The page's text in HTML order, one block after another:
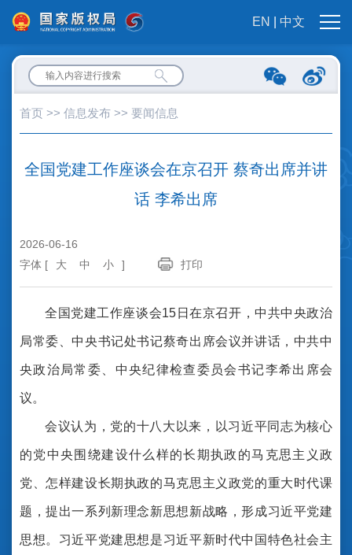
EN 中文
首页 >> 信息发布 >> 要闻信息
全国党建工作座谈会在京召开 蔡奇出席并讲
话 李希出席
2026-06-16
字体 [
大 中 小 ] 打印
全国党建工作座谈会15日在京召开，中共中央政治
局常委、中央书记处书记蔡奇出席会议并讲话，中共中
央政治局常委、中央纪律检查委员会书记李希出席会
议。
会议认为，党的十八大以来，以习近平同志为核心
的党中央围绕建设什么样的长期执政的马克思主义政
党、怎样建设长期执政的马克思主义政党的重大时代课
题，提出一系列新理念新思想新战略，形成习近平党建
思想。习近平党建思想是习近平新时代中国特色社会主